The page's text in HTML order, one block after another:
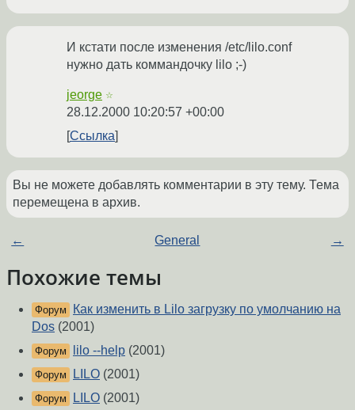
И кстати после изменения /etc/lilo.conf
нужно дать коммандочку lilo ;-)
jeorge ☆
28.12.2000 10:20:57 +00:00
Ссылка
Вы не можете добавлять комментарии в эту тему. Тема
перемещена в архив.
← General →
Похожие темы
Форум
Как изменить в Lilo загрузку по умолчанию на
Dos (2001)
Форум lilo --help (2001)
Форум LILO (2001)
Форум LILO (2001)